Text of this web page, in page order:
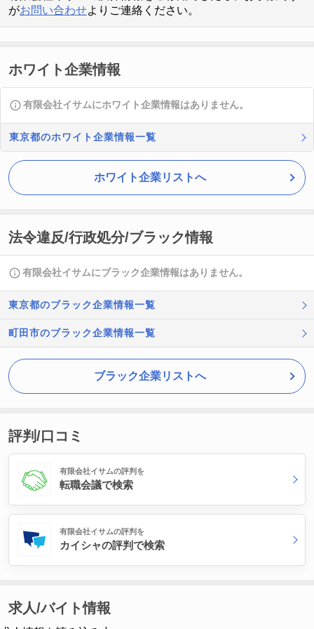
がお問い合わせよりご連絡ください。
ホワイト企業情報
有限会社イサムにホワイト企業情報はありません。
東京都のホワイト企業情報一覧
ホワイト企業リストへ
法令違反/行政処分/ブラック情報
有限会社イサムにブラック企業情報はありません。
東京都のブラック企業情報一覧
町田市のブラック企業情報一覧
ブラック企業リストへ
評判/口コミ
有限会社イサムの評判を
転職会議で検索
有限会社イサムの評判を
カイシャの評判で検索
求人/バイト情報